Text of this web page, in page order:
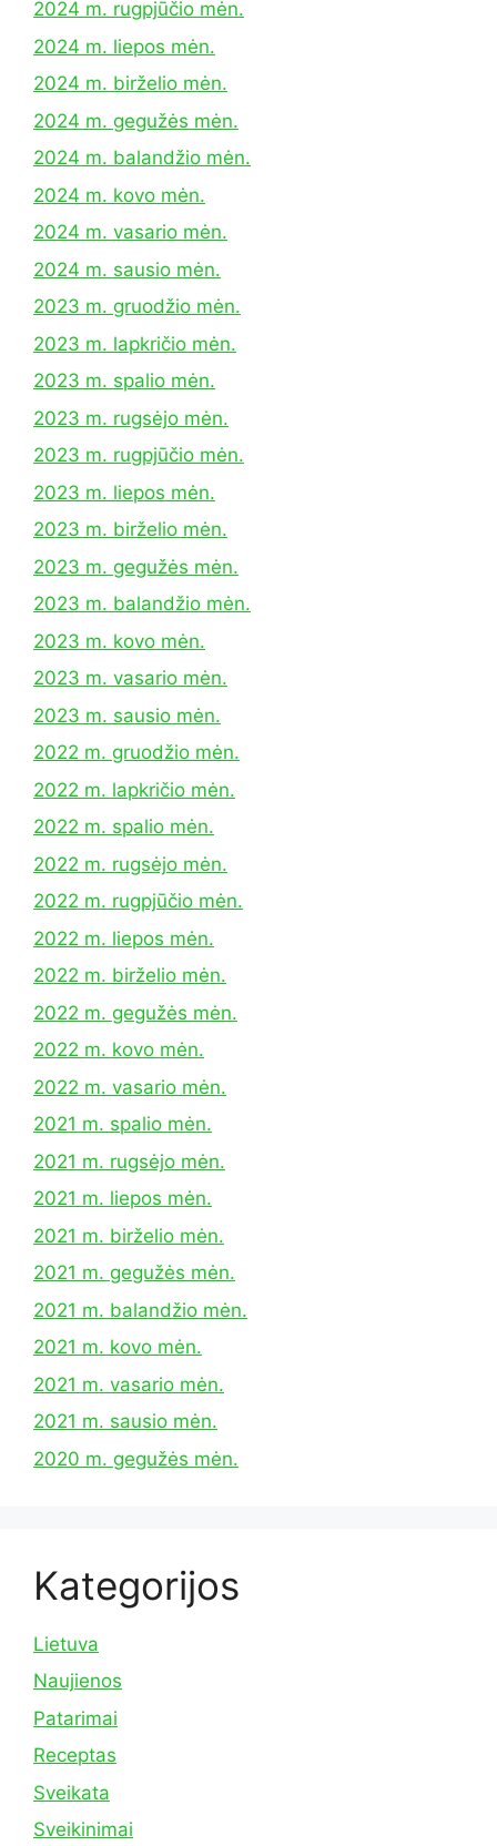
2024 m. rugpjūčio mėn.
2024 m. liepos mėn.
2024 m. birželio mėn.
2024 m. gegužės mėn.
2024 m. balandžio mėn.
2024 m. kovo mėn.
2024 m. vasario mėn.
2024 m. sausio mėn.
2023 m. gruodžio mėn.
2023 m. lapkričio mėn.
2023 m. spalio mėn.
2023 m. rugsėjo mėn.
2023 m. rugpjūčio mėn.
2023 m. liepos mėn.
2023 m. birželio mėn.
2023 m. gegužės mėn.
2023 m. balandžio mėn.
2023 m. kovo mėn.
2023 m. vasario mėn.
2023 m. sausio mėn.
2022 m. gruodžio mėn.
2022 m. lapkričio mėn.
2022 m. spalio mėn.
2022 m. rugsėjo mėn.
2022 m. rugpjūčio mėn.
2022 m. liepos mėn.
2022 m. birželio mėn.
2022 m. gegužės mėn.
2022 m. kovo mėn.
2022 m. vasario mėn.
2021 m. spalio mėn.
2021 m. rugsėjo mėn.
2021 m. liepos mėn.
2021 m. birželio mėn.
2021 m. gegužės mėn.
2021 m. balandžio mėn.
2021 m. kovo mėn.
2021 m. vasario mėn.
2021 m. sausio mėn.
2020 m. gegužės mėn.
Kategorijos
Lietuva
Naujienos
Patarimai
Receptas
Sveikata
Sveikinimai